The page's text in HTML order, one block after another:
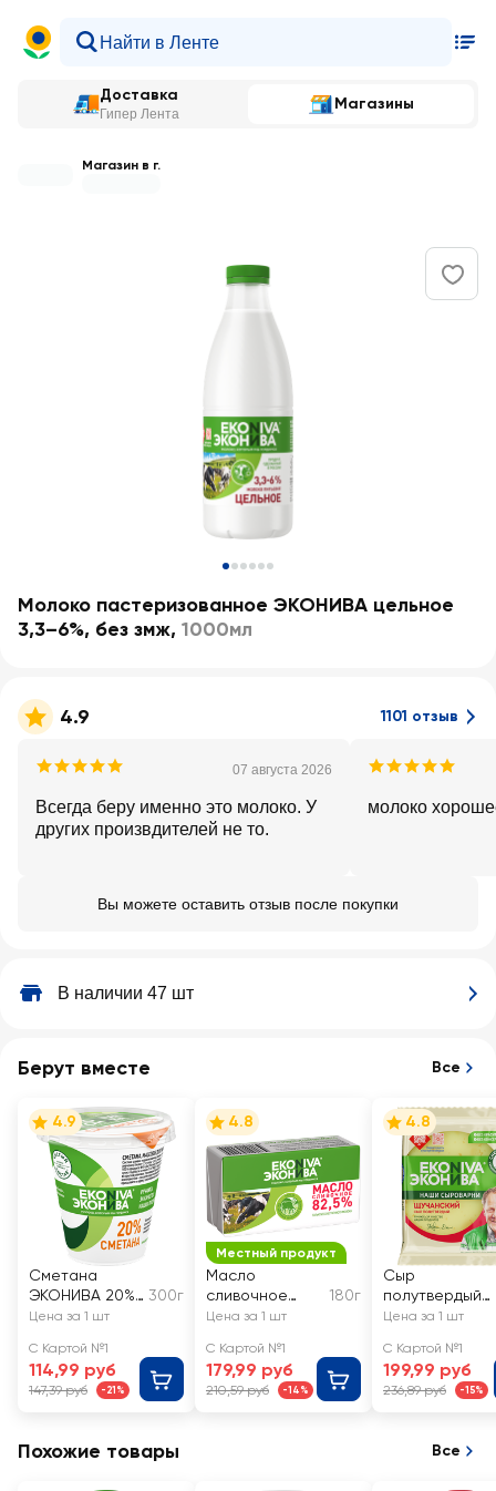
Доставка
Гипер Лента
Магазины
Магазин в г.
Молоко пастеризованное ЭКОНИВА цельное
3,3–6%, без змж, 1000мл
4.9 1101 отзыв
07 августа 2026
Всегда беру именно это молоко. У
других произвдителей не то.
молоко
Вы можете оставить отзыв после покупки
В наличии 47 шт
Берут вместе Все
4.9
Сметана
ЭКОНИВА 20%,
без змж
300г
Цена за 1 шт
С Картой №1
114,99 руб
147,39 руб -21%
Местный продукт
4.8
Масло
сливочное
ЭКОНИВА
82,5%, без змж
180г
Цена за 1 шт
С Картой №1
179,99 руб
210,59 руб -14%
4.8
Сыр
полутвердый
ЭКОНИВА
50%, без змж
Цена за 1 шт
С Картой №1
199,99 руб
236,89 руб -15%
Похожие товары Все